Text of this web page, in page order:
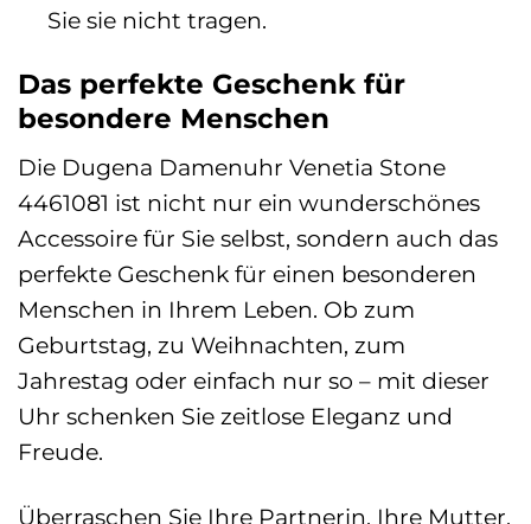
Sie sie nicht tragen.
Das perfekte Geschenk für
besondere Menschen
Die Dugena Damenuhr Venetia Stone
4461081 ist nicht nur ein wunderschönes
Accessoire für Sie selbst, sondern auch das
perfekte Geschenk für einen besonderen
Menschen in Ihrem Leben. Ob zum
Geburtstag, zu Weihnachten, zum
Jahrestag oder einfach nur so – mit dieser
Uhr schenken Sie zeitlose Eleganz und
Freude.
Überraschen Sie Ihre Partnerin, Ihre Mutter,